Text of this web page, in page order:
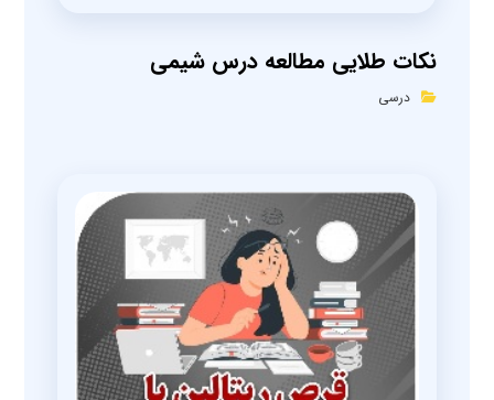
نکات طلایی مطالعه درس شیمی
درسی